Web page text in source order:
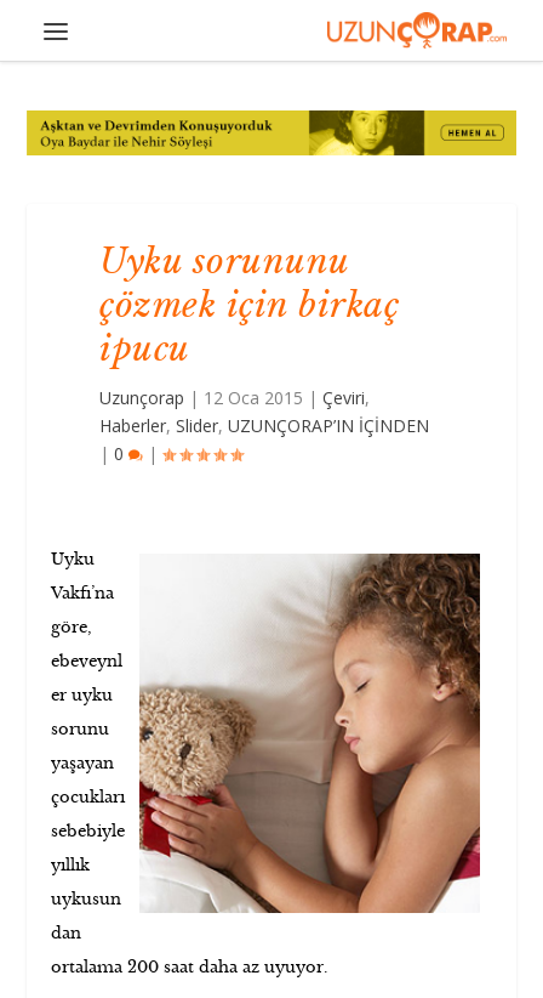
Uyku sorununu
çözmek için birkaç
ipucu
Uzunçorap | 12 Oca 2015 |Çeviri,
Haberler,Slider,UZUNÇORAP’IN İÇİNDEN
|0 |
Uyku
Vakfı’na
göre,
ebeveynl
er uyku
sorunu
yaşayan
çocukları
sebebiyle
yıllık
uykusun
dan
ortalama200 saat daha az uyuyor.